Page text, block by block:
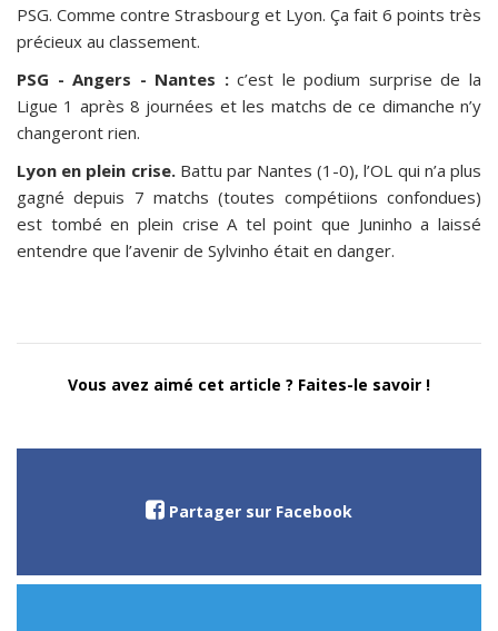
PSG. Comme contre Strasbourg et Lyon. Ça fait 6 points très
précieux au classement.
PSG - Angers - Nantes :c’est le podium surprise de la
Ligue 1 après 8 journées et les matchs de ce dimanche n’y
changeront rien.
Lyon en plein crise.Battu par Nantes (1-0), l’OL qui n’a plus
gagné depuis 7 matchs (toutes compétiions confondues)
est tombé en plein crise A tel point que Juninho a laissé
entendre que l’avenir de Sylvinho était en danger.
Vous avez aimé cet article ? Faites-le savoir !
Partager sur Facebook